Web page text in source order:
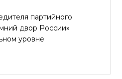
партийного
двор России»
уровне